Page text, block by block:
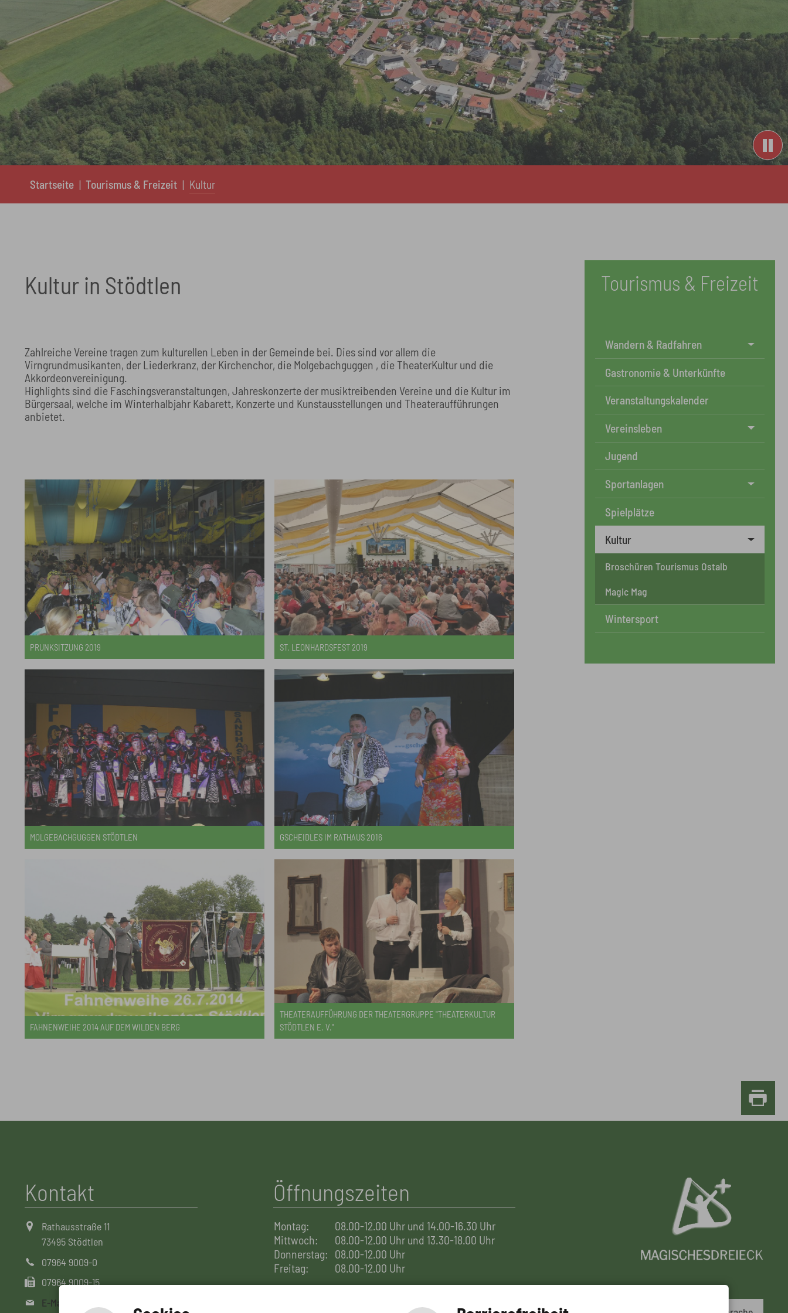
Startseite Tourismus & Freizeit Kultur
Kultur in Stödtlen
Zahlreiche Vereine tragen zum kulturellen Leben in der Gemeinde bei. Dies sind vor allem die
Virngrundmusikanten, der Liederkranz, der Kirchenchor, die Molgebachguggen , die TheaterKultur und die
Akkordeonvereinigung.
Highlights sind die Faschingsveranstaltungen, Jahreskonzerte der musiktreibenden Vereine und die Kultur im
Bürgersaal, welche im Winterhalbjahr Kabarett, Konzerte und Kunstausstellungen und Theateraufführungen
anbietet.
PRUNKSITZUNG 2019 ST. LEONHARDSFEST 2019
MOLGEBACHGUGGEN STÖDTLEN GSCHEIDLES IM RATHAUS 2016
FAHNENWEIHE 2014 AUF DEM WILDEN BERG
THEATERAUFFÜHRUNG DER THEATERGRUPPE "THEATERKULTUR
STÖDTLEN E. V."
Tourismus & Freizeit
Wandern & Radfahren
Gastronomie & Unterkünfte
Veranstaltungskalender
Vereinsleben
Jugend
Sportanlagen
Spielplätze
Kultur
Broschüren Tourismus Ostalb
Magic Mag
Wintersport
Kontakt
Rathausstraße 11
73495 Stödtlen
07964 9009-0
07964 9009-15
E-Mail schreiben
Öffnungszeiten
Montag:
08.00-12.00 Uhr und 14.00-16.30 Uhr
Mittwoch:
08.00-12.00 Uhr und 13.30-18.00 Uhr
Donnerstag: 08.00-12.00 Uhr
Freitag:
08.00-12.00 Uhr